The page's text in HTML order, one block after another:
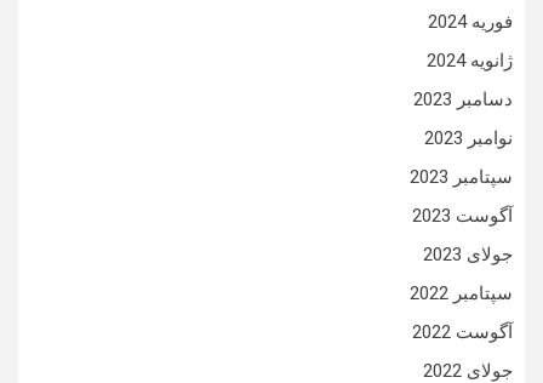
فوریه 2024
ژانویه 2024
دسامبر 2023
نوامبر 2023
سپتامبر 2023
آگوست 2023
جولای 2023
سپتامبر 2022
آگوست 2022
جولای 2022